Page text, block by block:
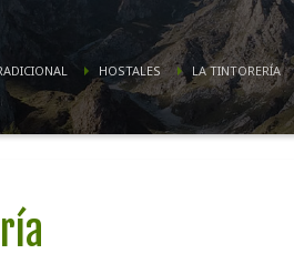
HOSTALES LA TINTORERÍA